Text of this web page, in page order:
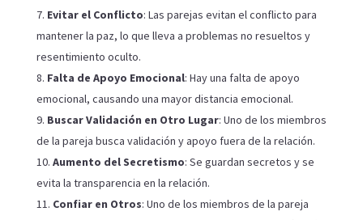
Evitar el Conflicto: Las parejas evitan el conflicto para
mantener la paz, lo que lleva a problemas no resueltos y
resentimiento oculto.
Falta de Apoyo Emocional: Hay una falta de apoyo
emocional, causando una mayor distancia emocional.
Buscar Validación en Otro Lugar: Uno de los miembros
de la pareja busca validación y apoyo fuera de la relación.
Aumento del Secretismo: Se guardan secretos y se
evita la transparencia en la relación.
Confiar en Otros: Uno de los miembros de la pareja